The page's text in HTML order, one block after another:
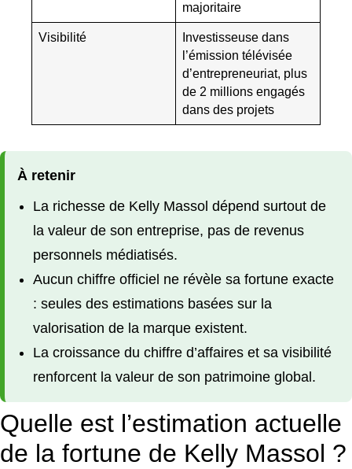
majoritaire
Visibilité
Investisseuse dans
l’émission télévisée
d’entrepreneuriat, plus
de 2 millions engagés
dans des projets
À retenir
La richesse de Kelly Massol dépend surtout de
la valeur de son entreprise, pas de revenus
personnels médiatisés.
Aucun chiffre officiel ne révèle sa fortune exacte
: seules des estimations basées sur la
valorisation de la marque existent.
La croissance du chiffre d’affaires et sa visibilité
renforcent la valeur de son patrimoine global.
Quelle est l’estimation actuelle
de la fortune de Kelly Massol ?